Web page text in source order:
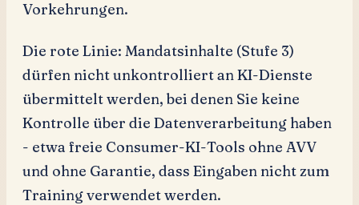
Vorkehrungen.
Die rote Linie: Mandatsinhalte (Stufe 3)
dürfen nicht unkontrolliert an KI-Dienste
übermittelt werden, bei denen Sie keine
Kontrolle über die Datenverarbeitung haben
- etwa freie Consumer-KI-Tools ohne AVV
und ohne Garantie, dass Eingaben nicht zum
Training verwendet werden.